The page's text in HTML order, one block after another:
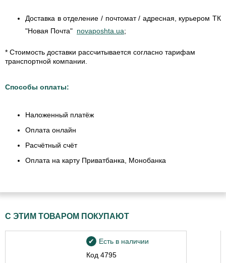
Доставка в отделение / почтомат / адресная, курьером ТК
"Новая Почта" novaposhta.ua;
* Стоимость доставки рассчитывается согласно тарифам
транспортной компании.
Способы оплаты:
Наложенный платёж
Оплата онлайн
Расчётный счёт
Оплата на карту Приватбанка, Монобанка
С ЭТИМ ТОВАРОМ ПОКУПАЮТ
Код 4795
Есть в наличии